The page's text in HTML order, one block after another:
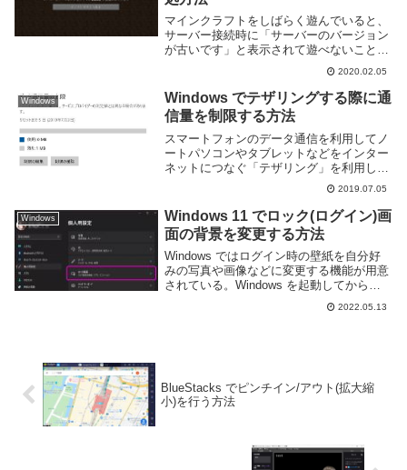
マインクラフトをしばらく遊んでいると、
サーバー接続時に「サーバーのバージョン
が古いです」と表示されて遊べないことが
ある。これは、サーバーのバージョンとク
ライアントが一致しないために起こること
だ。とくにクライアント側は自動的にアッ
プデートされ...
2020.02.05
Windows
Windows でテザリングする際に通
信量を制限する方法
スマートフォンのデータ通信を利用してノ
ートパソコンやタブレットなどをインター
ネットにつなぐ「テザリング」を利用して
いる人は多いと思う。Wi-Fi や Bluetooth,
USB など利用できる媒体も多く、簡単に
ネットを利用できるため便利だ...
2019.07.05
Windows
Windows 11 でロック(ログイン)画
面の背景を変更する方法
Windows ではログイン時の壁紙を自分好
みの写真や画像などに変更する機能が用意
されている。Windows を起動してからロ
グインするまでのわずかな間だが、自分好
みの壁紙にしたほうがやる気が出る。この
2022.05.13
BlueStacks でピンチイン/アウト(拡大縮
小)を行う方法